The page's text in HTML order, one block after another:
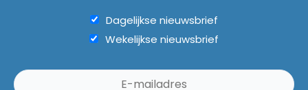
Dagelijkse nieuwsbrief
Wekelijkse nieuwsbrief